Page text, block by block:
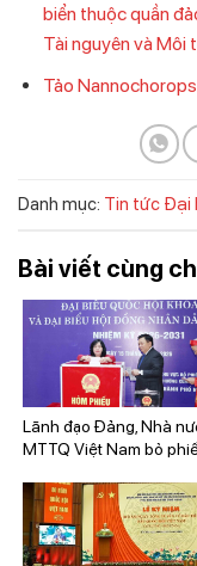
biển thuộc quần
Tài nguyên và Môi
Tảo
Danh mục: Tin tức Đại
Bài viết cùng
Lãnh đạo Đảng, Nhà
MTTQ Việt Nam bỏ